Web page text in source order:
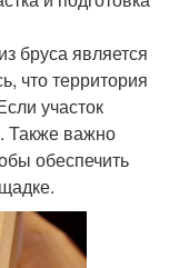
бруса является
что территория
участок
Также важно
обеспечить